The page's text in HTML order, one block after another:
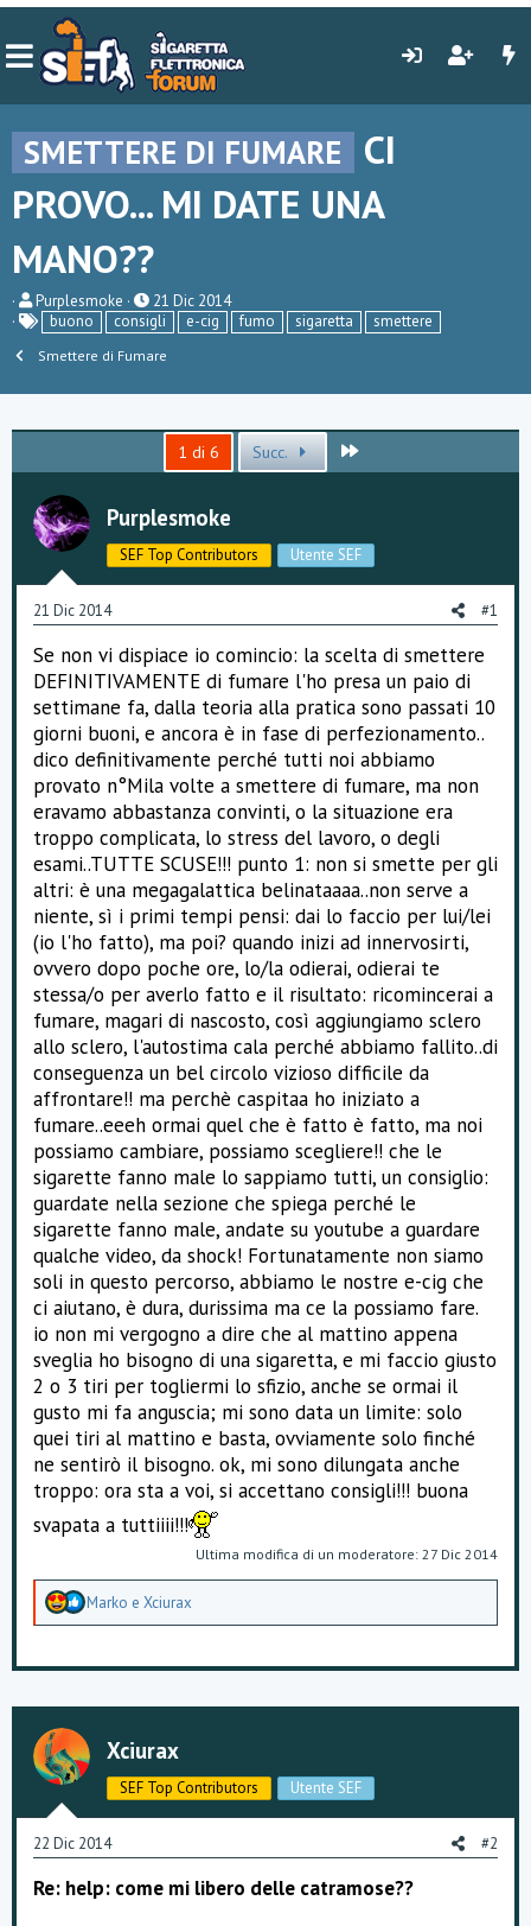
SMETTERE DI FUMARE
CI
PROVO... MI DATE UNA
MANO??
C
r
e
a
o
e
i
c
u
s
i
o
n
Purplesmoke
D
a
t
a
i
n
z
o
21 Dic 2014
buono
consigli e-cig fumo sigaretta smettere
Smettere di Fumare
1 di 6 Succ.
Purplesmoke
SEF Top Contributors Utente SEF
21 Dic 2014 #1
Se non vi dispiace io comincio: la scelta di smettere
DEFINITIVAMENTE di fumare l'ho presa un paio di
settimane fa, dalla teoria alla pratica sono passati 10
giorni buoni, e ancora è in fase di perfezionamento..
dico definitivamente perché tutti noi abbiamo
provato n°Mila volte a smettere di fumare, ma non
eravamo abbastanza convinti, o la situazione era
troppo complicata, lo stress del lavoro, o degli
esami..TUTTE SCUSE!!! punto 1: non si smette per gli
altri: è una megagalattica belinataaaa..non serve a
niente, sì i primi tempi pensi: dai lo faccio per lui/lei
(io l'ho fatto), ma poi? quando inizi ad innervosirti,
ovvero dopo poche ore, lo/la odierai, odierai te
stessa/o per averlo fatto e il risultato: ricomincerai a
fumare, magari di nascosto, così aggiungiamo sclero
allo sclero, l'autostima cala perché abbiamo fallito..di
conseguenza un bel circolo vizioso difficile da
affrontare!! ma perchè caspitaa ho iniziato a
fumare..eeeh ormai quel che è fatto è fatto, ma noi
possiamo cambiare, possiamo scegliere!! che le
sigarette fanno male lo sappiamo tutti, un consiglio:
guardate nella sezione che spiega perché le
sigarette fanno male, andate su youtube a guardare
qualche video, da shock! Fortunatamente non siamo
soli in questo percorso, abbiamo le nostre e-cig che
ci aiutano, è dura, durissima ma ce la possiamo fare.
io non mi vergogno a dire che al mattino appena
sveglia ho bisogno di una sigaretta, e mi faccio giusto
2 o 3 tiri per togliermi lo sfizio, anche se ormai il
gusto mi fa anguscia; mi sono data un limite: solo
quei tiri al mattino e basta, ovviamente solo finché
ne sentirò il bisogno. ok, mi sono dilungata anche
troppo: ora sta a voi, si accettano consigli!!! buona
svapata a tuttiiii!!!
Ultima modifica di un moderatore: 27 Dic 2014
A
e
m
e
Marko e Xciurax
Xciurax
SEF Top Contributors Utente SEF
22 Dic 2014 #2
Re: help: come mi libero delle catramose??